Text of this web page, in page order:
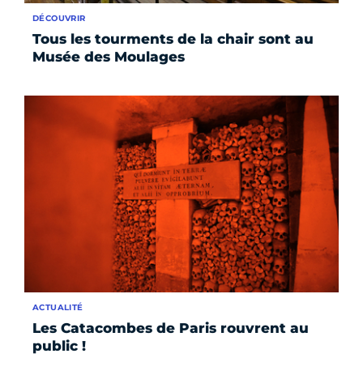
Tous les tourments de la chair sont au
Musée des Moulages
DÉCOUVRIR
Les Catacombes de Paris rouvrent au
public !
ACTUALITÉ